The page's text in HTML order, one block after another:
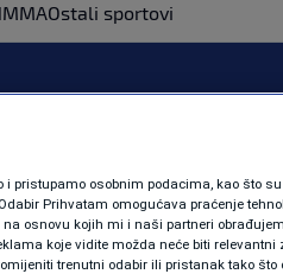
MMAOstali sportovi
na
vikao na
vidjelo u
i pristupamo osobnim podacima, kao što
Prihvatam omogućava praćenje
osnovu kojih mi i naši partneri
koje vidite možda neće biti relevantni
trenutni odabir ili pristanak tako